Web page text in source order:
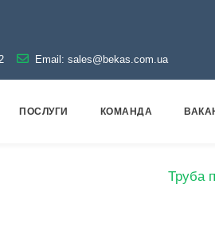
Email: sales@bekas.com.ua
ПОСЛУГИ КОМАНДА
Труба